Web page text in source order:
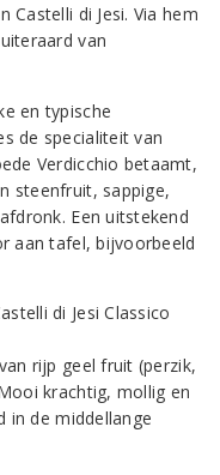
di Jesi. Via hem
van
en typische
de specialiteit van
Verdicchio betaamt,
steenfruit, sappige,
Een uitstekend
aan tafel, bijvoorbeeld
rijp geel fruit (perzik,
krachtig, mollig en
in de middellange